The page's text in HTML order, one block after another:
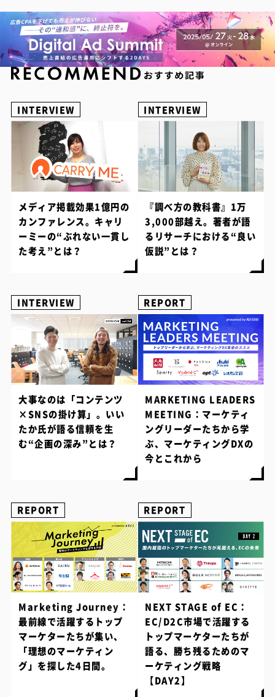
INTERVIEW
メディア掲載効果1億円の
カンファレンス。キャリ
ーミーの“ぶれない一貫し
た考え”とは？
INTERVIEW
『調べ方の教科書』1万
3,000部越え。著者が語
るリサーチにおける“良い
仮説”とは？
INTERVIEW
大事なのは「コンテンツ
×SNSの掛け算」。いい
たか氏が語る信頼を生
む“企画の深み”とは？
REPORT
MARKETING LEADERS
MEETING：マーケティ
ングリーダーたちから学
ぶ、マーケティングDXの
今とこれから
REPORT
Marketing Journey：
最前線で活躍するトップ
マーケターたちが集い、
「理想のマーケティン
グ」を探した4日間。
REPORT
NEXT STAGE of EC：
EC/D2C市場で活躍する
トップマーケターたちが
語る、勝ち残るためのマ
ーケティング戦略
【DAY2】